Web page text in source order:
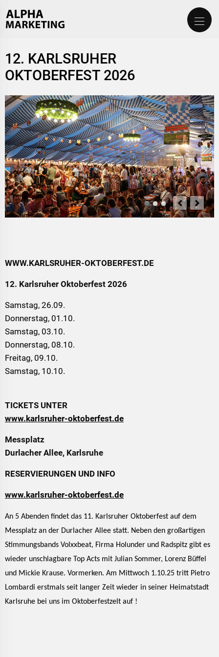
12. KARLSRUHER
OKTOBERFEST 2026
WWW.KARLSRUHER-OKTOBERFEST.DE
12. Karlsruher Oktoberfest 2026
Samstag, 26.09.
Donnerstag, 01.10.
Samstag, 03.10.
Donnerstag, 08.10.
Freitag, 09.10.
Samstag, 10.10.
TICKETS UNTER
www.karlsruher-oktoberfest.de
Messplatz
Durlacher Allee, Karlsruhe
RESERVIERUNGEN UND INFO
www.karlsruher-oktoberfest.de
An 5 Abenden findet das 11. Karlsruher Oktoberfest auf dem
Messplatz an der Durlacher Allee statt. Neben den großartigen
Stimmungsbands Volxxbeat, Firma Holunder und Radspitz gibt es
wieder unschlagbare Top Acts mit Julian Sommer, Lorenz Büffel
und Mickie Krause. Vormerken. Am Mittwoch 1.10.25 tritt Pietro
Lombardi erstmals seit langer Zeit wieder in seiner Heimatstadt
Karlsruhe bei uns im Oktoberfestzelt auf !